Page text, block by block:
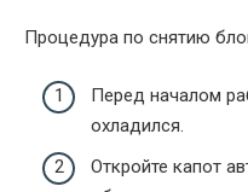
Процедура по снятию
Перед началом
охладился.
Откройте капот